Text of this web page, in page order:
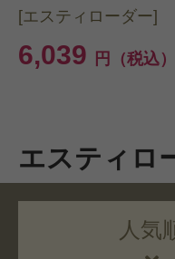
[エスティローダー]
6,039 円（税込）
エスティロ
人気